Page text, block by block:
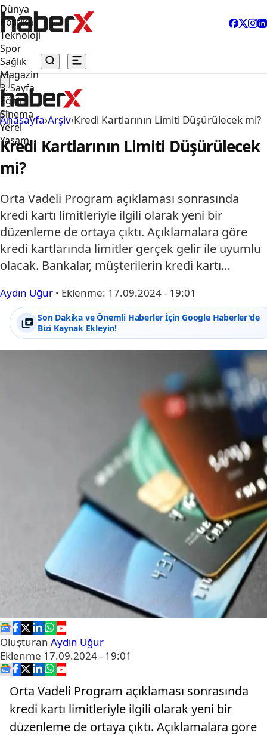
Dünya
Politika
Teknoloji
Spor
Sağlık
Magazin
3. Sayfa
Eğitim
Sinema
Yerel
Yaşam
Anasayfa›Arşiv›Kredi Kartlarının Limiti Düşürülecek mi?
Kredi Kartlarının Limiti Düşürülecek
mi?
Orta Vadeli Program açıklaması sonrasında
kredi kartı limitleriyle ilgili olarak yeni bir
düzenleme de ortaya çıktı. Açıklamalara göre
kredi kartlarında limitler gerçek gelir ile uyumlu
olacak. Bankalar, müşterilerin kredi kartı…
Aydın Uğur • Eklenme: 17.09.2024 - 19:01
Son Dakika ve Önemli Haberler İçin Google Haberler'de
Bizi Kaynak Ekleyin!
Oluşturan Aydın Uğur
Eklenme 17.09.2024 - 19:01
Orta Vadeli Program açıklaması sonrasında
kredi kartı limitleriyle ilgili olarak yeni bir
düzenleme de ortaya çıktı. Açıklamalara göre